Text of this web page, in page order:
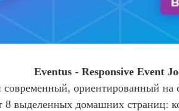
Eventus - Responsive Event
современный, ориентированный на
8 выделенных домашних страниц: